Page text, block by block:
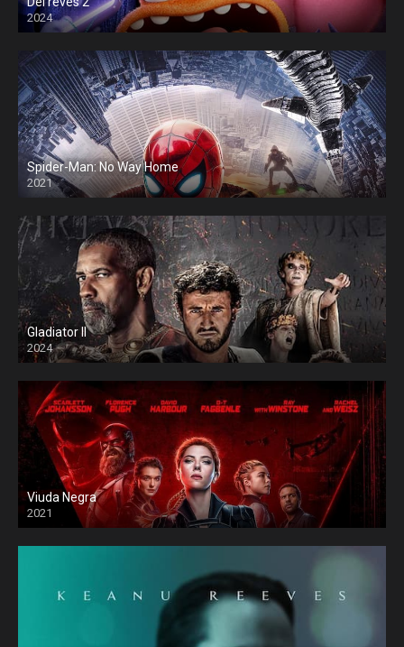
2024
Spider-Man: No Way Home
2021
Gladiator II
2024
Viuda Negra
2021